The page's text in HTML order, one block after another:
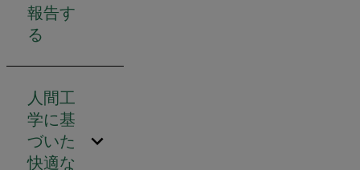
報告す
る
人間工
学に基
づいた
快適な